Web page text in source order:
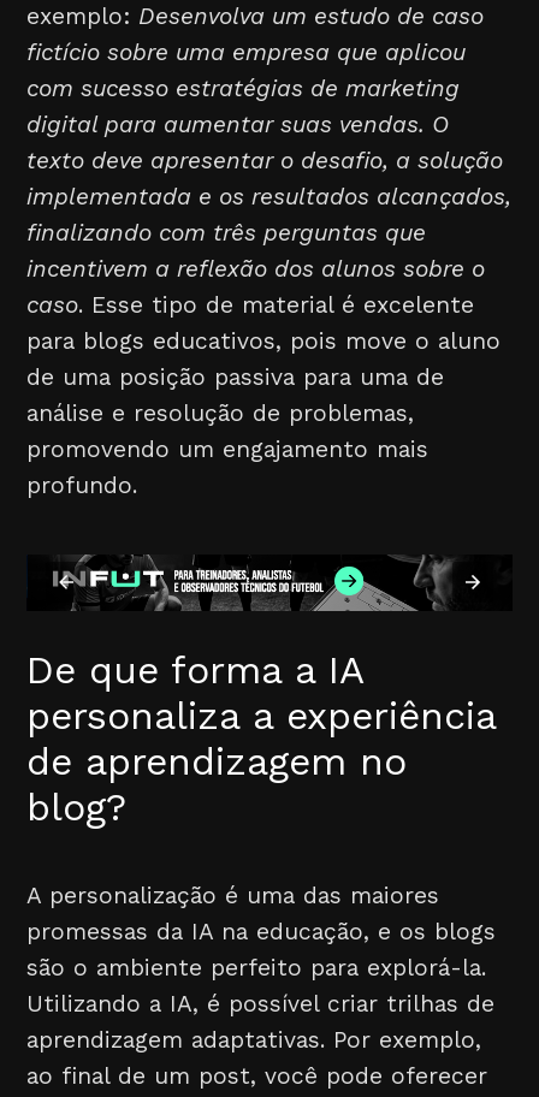
exemplo: Desenvolva um estudo de caso
fictício sobre uma empresa que aplicou
com sucesso estratégias de marketing
digital para aumentar suas vendas. O
texto deve apresentar o desafio, a solução
implementada e os resultados alcançados,
finalizando com três perguntas que
incentivem a reflexão dos alunos sobre o
caso. Esse tipo de material é excelente
para blogs educativos, pois move o aluno
de uma posição passiva para uma de
análise e resolução de problemas,
promovendo um engajamento mais
profundo.
De que forma a IA
personaliza a experiência
de aprendizagem no
blog?
A personalização é uma das maiores
promessas da IA na educação, e os blogs
são o ambiente perfeito para explorá-la.
Utilizando a IA, é possível criar trilhas de
aprendizagem adaptativas. Por exemplo,
ao final de um post, você pode oferecer